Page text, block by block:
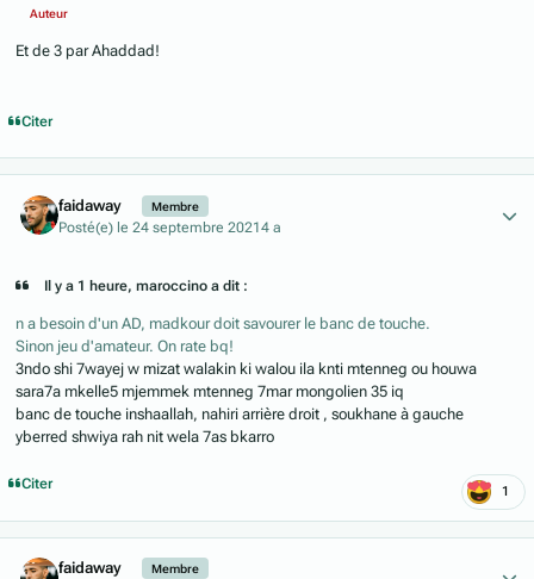
Auteur
Et de 3 par Ahaddad!
Citer
faidaway Membre
Posté(e) le 24 septembre 20214 a
Il y a 1 heure, maroccino a dit :
n a besoin d'un AD, madkour doit savourer le banc de touche.
Sinon jeu d'amateur. On rate bq!
3ndo shi 7wayej w mizat walakin ki walou ila knti mtenneg ou houwa
sara7a mkelle5 mjemmek mtenneg 7mar mongolien 35 iq
banc de touche inshaallah, nahiri arrière droit , soukhane à gauche
yberred shwiya rah nit wela 7as bkarro
Citer 1
faidaway Membre